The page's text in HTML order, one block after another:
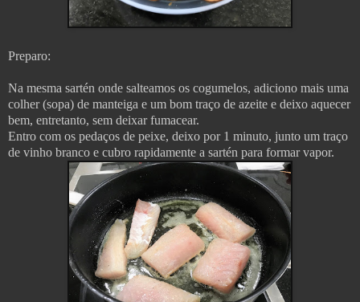
Preparo:
Na mesma sartén onde salteamos os cogumelos, adiciono mais uma
colher (sopa) de manteiga e um bom traço de azeite e deixo aquecer
bem, entretanto, sem deixar fumacear.
Entro com os pedaços de peixe, deixo por 1 minuto, junto um traço
de vinho branco e cubro rapidamente a sartén para formar vapor.